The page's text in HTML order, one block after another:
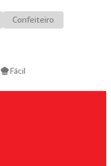
Confeiteiro
Fácil